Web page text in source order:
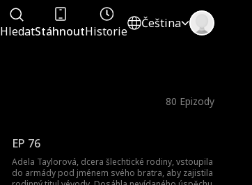
HledatStáhnoutHistorie
Čeština
80 Epizody
EP 76
Adela Taylorová, dcera šlechtické rodiny, vstoupila
do armády pod jménem svého bratra, aby zajistila